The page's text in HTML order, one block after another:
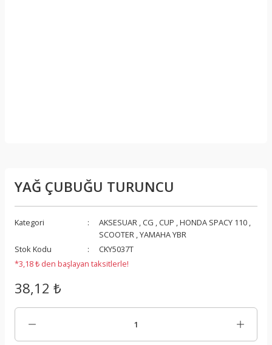
YAĞ ÇUBUĞU TURUNCU
Kategori AKSESUAR , CG , CUP ,HONDA SPACY 110 ,
SCOOTER ,YAMAHA YBR
Stok Kodu
CKY5037T
*3,18 ₺ den başlayan taksitlerle!
38,12 ₺